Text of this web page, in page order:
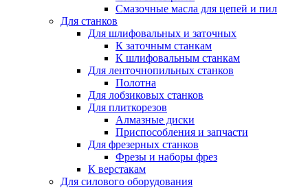
Смазочные масла для цепей и пил
Для станков
Для шлифовальных и заточных
К заточным станкам
К шлифовальным станкам
Для ленточнопильных станков
Полотна
Для лобзиковых станков
Для плиткорезов
Алмазные диски
Приспособления и запчасти
Для фрезерных станков
Фрезы и наборы фрез
К верстакам
Для силового оборудования